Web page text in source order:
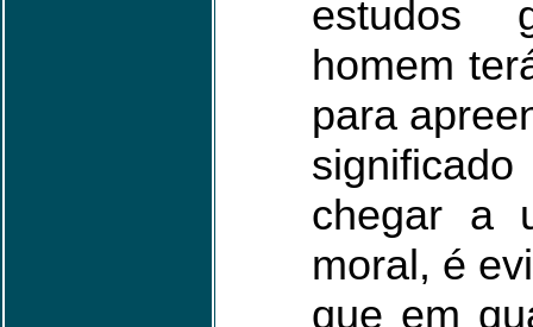
estudos
homem
para
chegar a
moral, é
que em